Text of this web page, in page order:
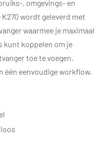
, omgevings- en
wordt geleverd met
waarmee je maximaal
kunt koppelen om je
toe te voegen.
één eenvoudige workflow.